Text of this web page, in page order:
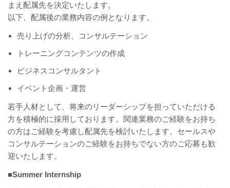
まえ配属先を決定いたします。
以下、配属後の業務内容の例となります。
売り上げの分析、コンサルテーション
トレーニングコンテンツの作成
ビジネスコンサルタント
イベント企画・運営
若手人材として、将来のリーダーシップを担っていただける
方を積極的に採用しております。関連業務のご経験をお持ち
の方はご経験を考慮し配属先を検討いたします。セールスや
コンサルテーションのご経験をお持ちでない方のご応募も歓
迎いたします。
■Summer Internship